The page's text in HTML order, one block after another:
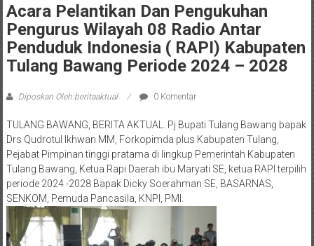
Acara Pelantikan Dan Pengukuhan
Pengurus Wilayah 08 Radio Antar
Penduduk Indonesia ( RAPI) Kabupaten
Tulang Bawang Periode 2024 – 2028
Diposkan Oleh:beritaaktual 0 Komentar
TULANG BAWANG, BERITA AKTUAL. Pj Bupati Tulang Bawang bapak
Drs Qudrotul Ikhwan MM, Forkopimda plus Kabupaten Tulang,
Pejabat Pimpinan tinggi pratama di lingkup Pemerintah Kabupaten
Tulang Bawang, Ketua Rapi Daerah ibu Maryati SE, ketua RAPI terpilih
periode 2024 -2028 Bapak Dicky Soerahman SE, BASARNAS,
SENKOM, Pemuda Pancasila, KNPI, PMI.